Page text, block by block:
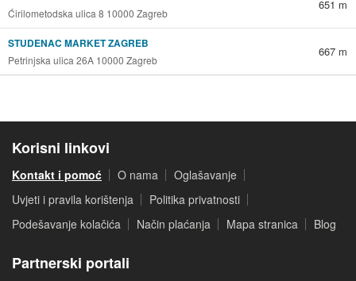
Ćirilometodska ulica 8 10000 Zagreb
651 m
STUDENAC MARKET ZAGREB
Petrinjska ulica 26A 10000 Zagreb
667 m
Korisni linkovi
Kontakt i pomoć O nama
Oglašavanje
Uvjeti i pravila korištenja
Politika privatnosti
Podešavanje kolačića
Način plaćanja Mapa stranica Blog
Partnerski portali